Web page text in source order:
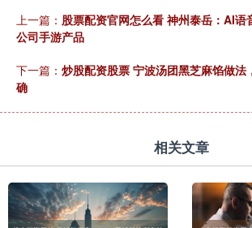
上一篇： 股票配资官网怎么看 神州泰岳：AI语
公司手游产品
下一篇： 炒股配资股票 宁波汤团黑芝麻馅做法
确
相关文章